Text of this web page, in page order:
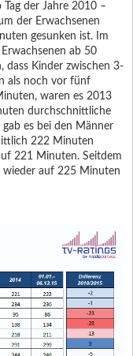
der Jahre 2010 –
der Erwachsenen
gesunken ist. Im
ab 50
dass Kinder zwischen 3-
als noch vor fünf
waren es 2013
durchschnittliche
es bei den Männer
222 Minuten
221 Minuten. Seitdem
wieder auf 225 Minuten